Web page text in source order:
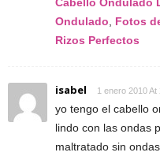
Ondulado
Fotos
Rizos Perfectos
isabel 1 enero 2010 At
yo tengo el cabello
lindo con las ondas
maltratado sin